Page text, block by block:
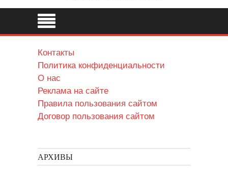
Контакты
Политика конфиденциальности
О нас
Реклама на сайте
Правила пользования сайтом
Договор пользования сайтом
АРХИВЫ